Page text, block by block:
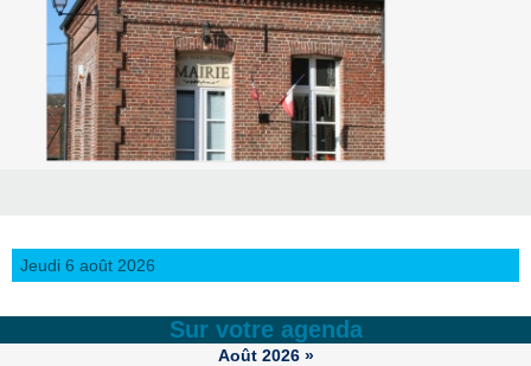
Jeudi 6 août 2026
Sur votre agenda
Août 2026 »